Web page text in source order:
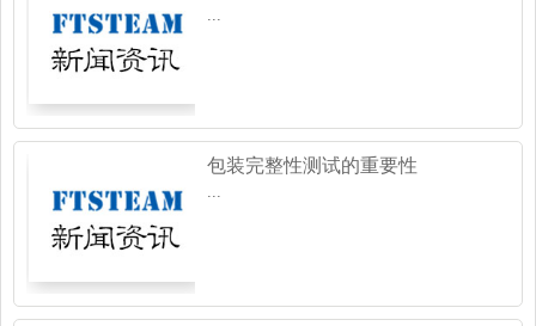
包装完整性测试的重要性
...